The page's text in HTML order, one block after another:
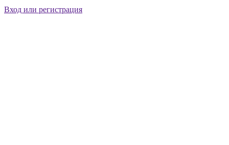
Вход или регистрация